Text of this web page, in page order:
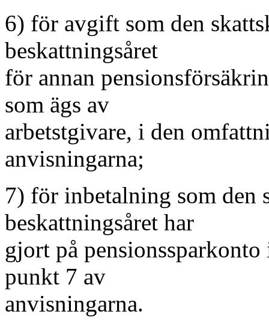
6) för avgift som den
beskattningsåret
för annan
som ägs av
arbetstgivare, i den
anvisningarna;
7) för inbetalning som den
beskattningsåret har
gjort på
punkt 7 av
anvisningarna.